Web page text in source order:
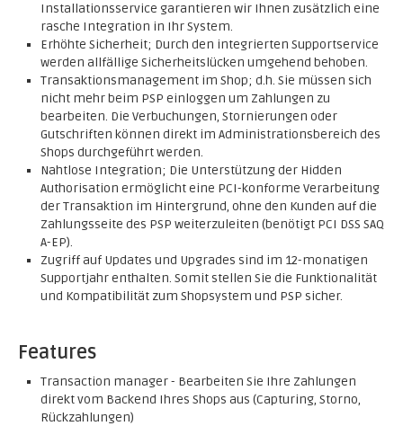
Installationsservice garantieren wir Ihnen zusätzlich eine
rasche Integration in Ihr System.
Erhöhte Sicherheit; Durch den integrierten Supportservice
werden allfällige Sicherheitslücken umgehend behoben.
Transaktionsmanagement im Shop; d.h. Sie müssen sich
nicht mehr beim PSP einloggen um Zahlungen zu
bearbeiten. Die Verbuchungen, Stornierungen oder
Gutschriften können direkt im Administrationsbereich des
Shops durchgeführt werden.
Nahtlose Integration; Die Unterstützung der Hidden
Authorisation ermöglicht eine PCI-konforme Verarbeitung
der Transaktion im Hintergrund, ohne den Kunden auf die
Zahlungsseite des PSP weiterzuleiten (benötigt PCI DSS SAQ
A-EP).
Zugriff auf Updates und Upgrades sind im 12-monatigen
Supportjahr enthalten. Somit stellen Sie die Funktionalität
und Kompatibilität zum Shopsystem und PSP sicher.
Features
Transaction manager - Bearbeiten Sie Ihre Zahlungen
direkt vom Backend Ihres Shops aus (Capturing, Storno,
Rückzahlungen)